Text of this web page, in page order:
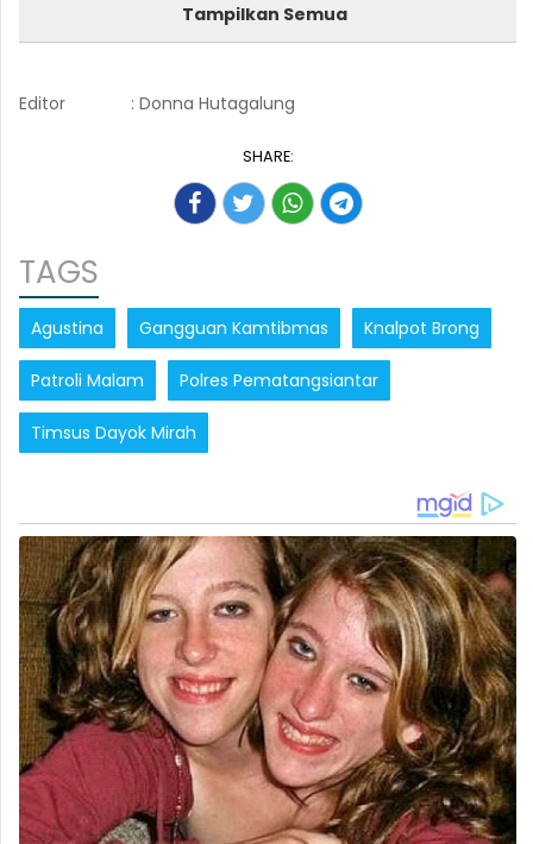
Tampilkan Semua
Editor : Donna Hutagalung
SHARE:
TAGS
Agustina Gangguan Kamtibmas Knalpot Brong
Patroli Malam Polres Pematangsiantar
Timsus Dayok Mirah